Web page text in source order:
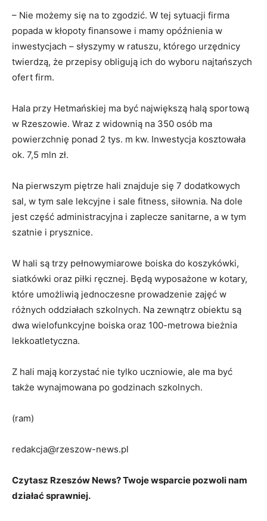
– Nie możemy się na to zgodzić. W tej sytuacji firma
popada w kłopoty finansowe i mamy opóźnienia w
inwestycjach – słyszymy w ratuszu, którego urzędnicy
twierdzą, że przepisy obligują ich do wyboru najtańszych
ofert firm.
Hala przy Hetmańskiej ma być największą halą sportową
w Rzeszowie. Wraz z widownią na 350 osób ma
powierzchnię ponad 2 tys. m kw. Inwestycja kosztowała
ok. 7,5 mln zł.
Na pierwszym piętrze hali znajduje się 7 dodatkowych
sal, w tym sale lekcyjne i sale fitness, siłownia. Na dole
jest część administracyjna i zaplecze sanitarne, a w tym
szatnie i prysznice.
W hali są trzy pełnowymiarowe boiska do koszykówki,
siatkówki oraz piłki ręcznej. Będą wyposażone w kotary,
które umożliwią jednoczesne prowadzenie zajęć w
różnych oddziałach szkolnych. Na zewnątrz obiektu są
dwa wielofunkcyjne boiska oraz 100-metrowa bieżnia
lekkoatletyczna.
Z hali mają korzystać nie tylko uczniowie, ale ma być
także wynajmowana po godzinach szkolnych.
(ram)
redakcja@rzeszow-news.pl
Czytasz Rzeszów News? Twoje wsparcie pozwoli nam
działać sprawniej.